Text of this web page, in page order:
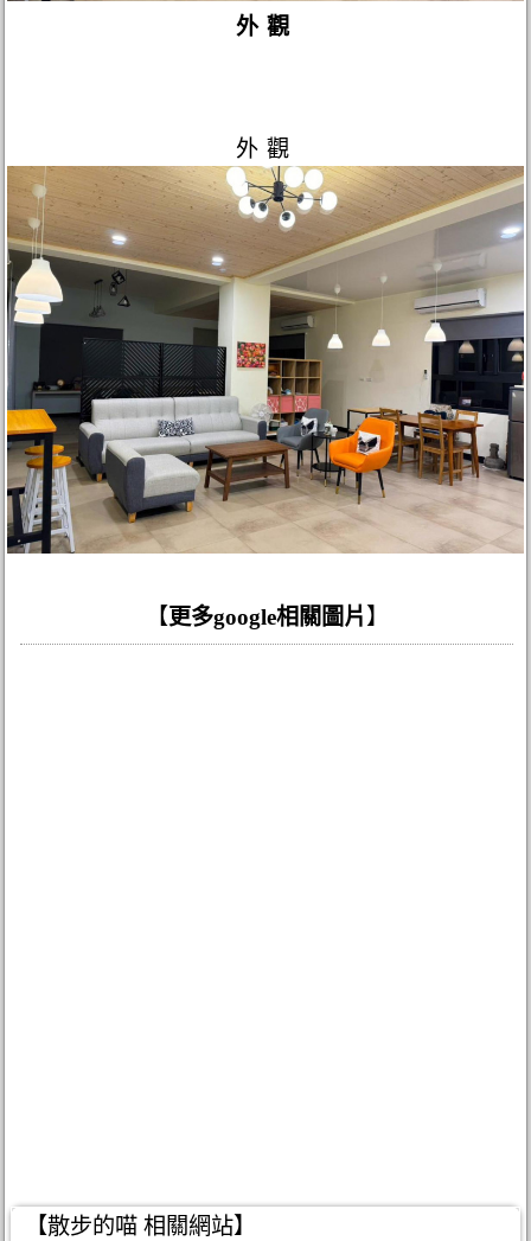
外觀
外觀
【 更多google相關圖片 】
【散步的喵 相關網站】